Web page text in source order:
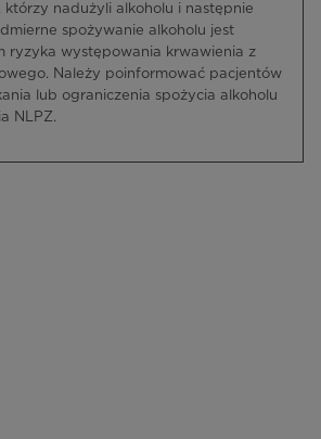
którzy nadużyli alkoholu i następnie
spożywanie alkoholu jest
ryzyka występowania krwawienia z
Należy poinformować pacjentów
lub ograniczenia spożycia alkoholu
NLPZ.